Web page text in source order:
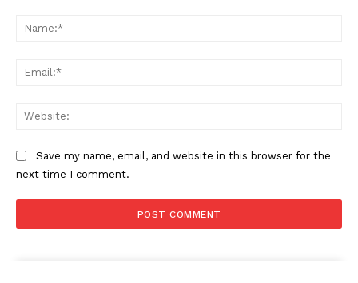
Save my name, email, and website in this browser for the
next time I comment.